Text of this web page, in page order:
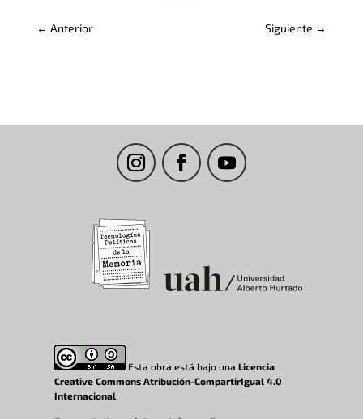
← Anterior Siguiente →
Esta obra está bajo unaLicencia
Creative Commons Atribución-CompartirIgual 4.0
Internacional.